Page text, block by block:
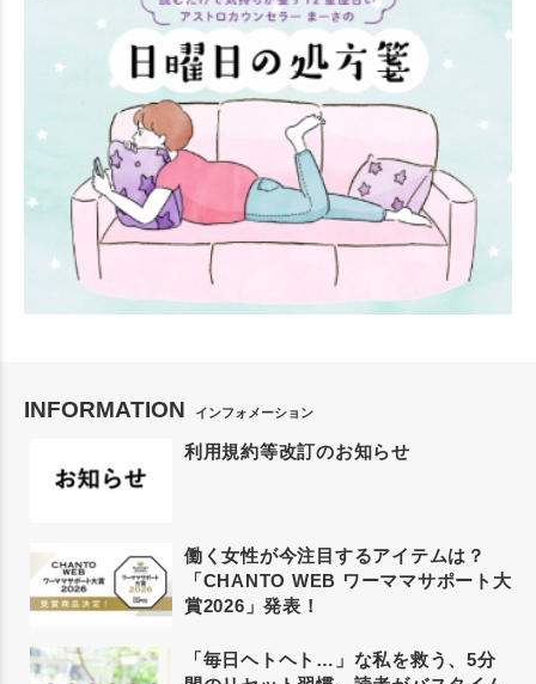
INFORMATION インフォメーション
利用規約等改訂のお知らせ
働く女性が今注目するアイテムは？
「CHANTO WEB ワーママサポート大
賞2026」発表！
「毎日ヘトヘト…」な私を救う、5分